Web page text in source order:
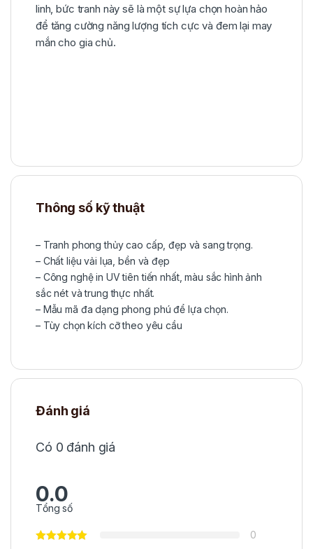
linh, bức tranh này sẽ là một sự lựa chọn hoàn hảo
để tăng cường năng lượng tích cực và đem lại may
mắn cho gia chủ.
Thông số kỹ thuật
– Tranh phong thủy cao cấp, đẹp và sang trọng.
– Chất liệu vải lụa, bền và đẹp
– Công nghệ in UV tiên tiến nhất, màu sắc hình ảnh
sắc nét và trung thực nhất.
– Mẫu mã đa dạng phong phú để lựa chọn.
– Tùy chọn kích cỡ theo yêu cầu
Đánh giá
Có 0 đánh giá
0.0
Tổng số
0